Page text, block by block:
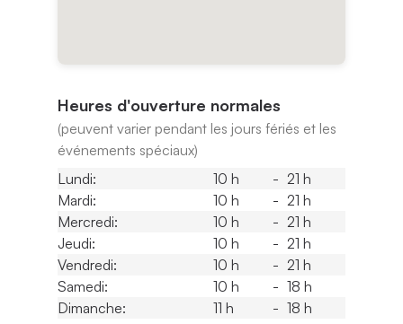
Heures d'ouverture normales
(peuvent varier pendant les jours fériés et les
événements spéciaux)
Lundi:
10 h - 21 h
Mardi:
10 h - 21 h
Mercredi:
10 h - 21 h
Jeudi:
10 h - 21 h
Vendredi:
10 h - 21 h
Samedi:
10 h - 18 h
Dimanche:
11 h - 18 h